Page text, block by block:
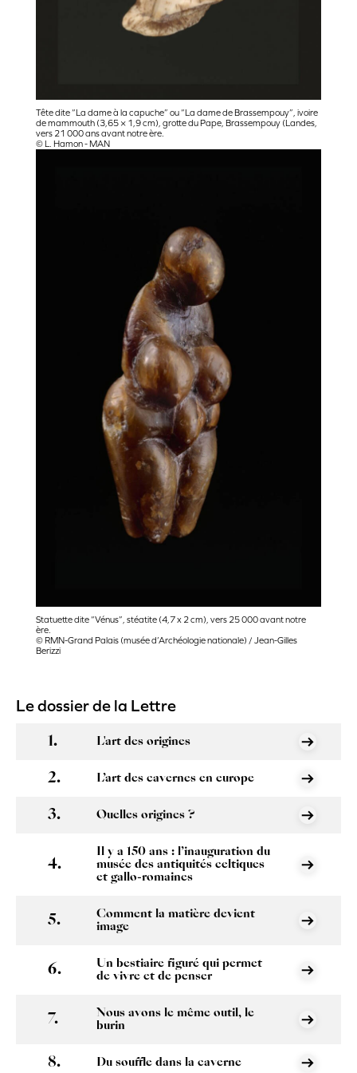
Tête dite “La dame à la capuche” ou “La dame de Brassempouy”, ivoire
de mammouth (3,65 × 1,9 cm), grotte du Pape, Brassempouy (Landes,
vers 21 000 ans avant notre ère.
© L. Hamon - MAN
Statuette dite “Vénus”, stéatite (4,7 x 2 cm), vers 25 000 avant notre
ère.
© RMN-Grand Palais (musée d’Archéologie nationale) / Jean-Gilles
Berizzi
Le dossier de la Lettre
L'art des origines
L’art des cavernes en europe
Quelles origines ?
Il y a 150 ans : l’inauguration du
musée des antiquités celtiques
et gallo-romaines
Comment la matière devient
image
Un bestiaire figuré qui permet
de vivre et de penser
Nous avons le même outil, le
burin
Du souffle dans la caverne